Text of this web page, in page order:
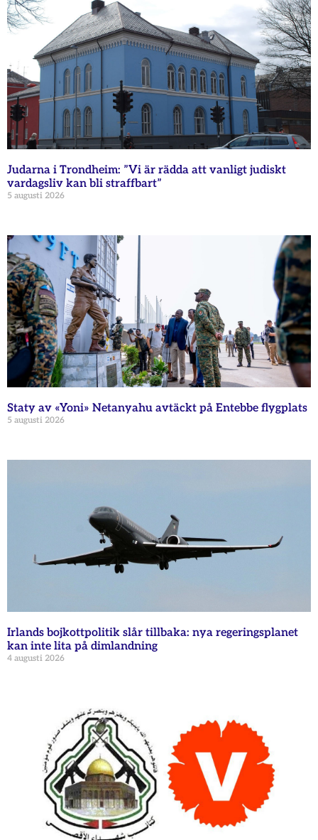
Judarna i Trondheim: ”Vi är rädda att vanligt judiskt
vardagsliv kan bli straffbart”
5 augusti 2026
Staty av «Yoni» Netanyahu avtäckt på Entebbe flygplats
5 augusti 2026
Irlands bojkottpolitik slår tillbaka: nya regeringsplanet
kan inte lita på dimlandning
4 augusti 2026